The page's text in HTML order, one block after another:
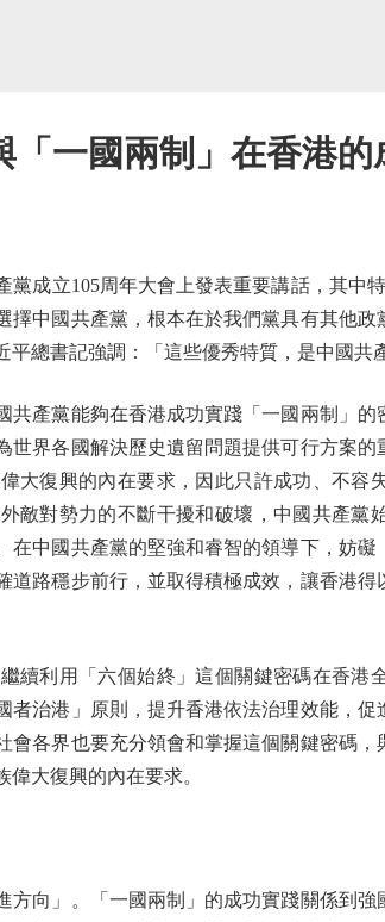
「一國兩制」在香港
立105周年大會上發表重要講話，其中特
擇中國共產黨，根本在於我們黨具有其他
總書記強調：「這些優秀特質，是中國共
黨能夠在香港成功實踐「一國兩制」的
世界各國解決歷史遺留問題提供可行方案
大復興的內在要求，因此只許成功、不容
敵對勢力的不斷干擾和破壞，中國共產黨
在中國共產黨的堅強和睿智的領導下，妨
道路穩步前行，並取得積極成效，讓香港
利用「六個始終」這個關鍵密碼在香港全
者治港」原則，提升香港依法治理效能，
會各界也要充分領會和掌握這個關鍵密碼
大復興的內在要求。
向」。「一國兩制」的成功實踐關係到強